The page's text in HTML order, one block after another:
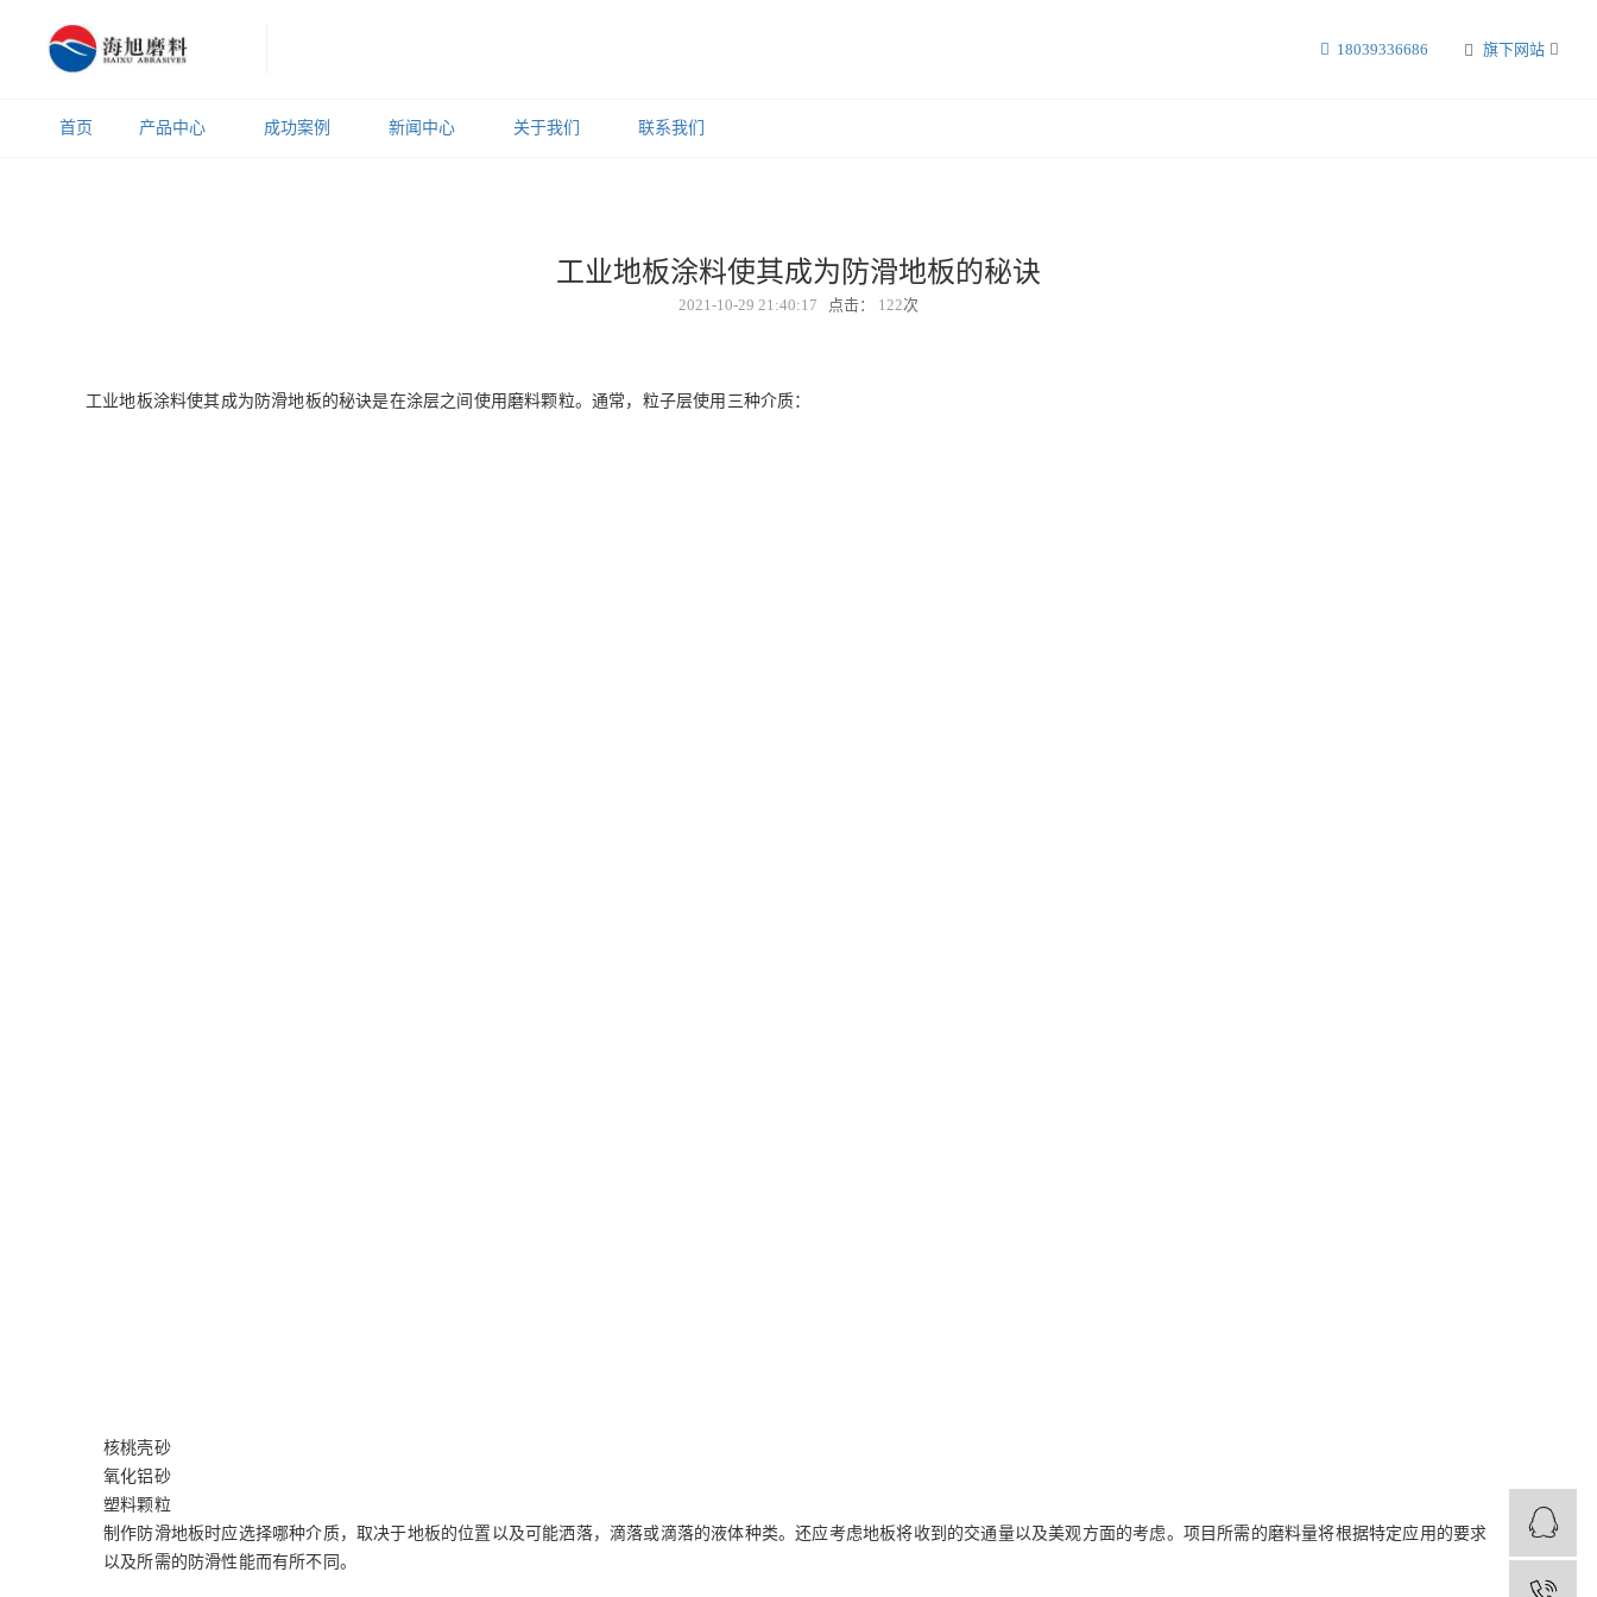
旗下网站
18039336686
首页 产品中心 成功案例 新闻中心 关于我们 联系我们
工业地板涂料使其成为防滑地板的秘诀
2021-10-29 21:40:17 点击： 122次
工业地板涂料使其成为防滑地板的秘诀是在涂层之间使用磨料颗粒。通常，粒子层使用三种介质：
核桃壳砂
氧化铝砂
塑料颗粒
制作防滑地板时应选择哪种介质，取决于地板的位置以及可能洒落，滴落或滴落的液体种类。还应考虑地板将收到的交通量以及美观方面的考虑。 项目所需的磨料量将根据特定应用的要求
以及所需的防滑性能而有所不同。